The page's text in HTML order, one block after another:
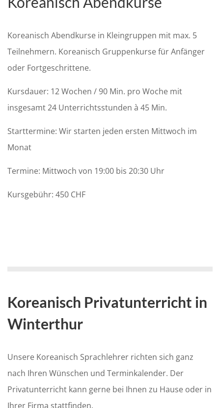
Koreanisch Abendkurse in Kleingruppen mit max. 5
Teilnehmern. Koreanisch Gruppenkurse für Anfänger
oder Fortgeschrittene.
Kursdauer: 12 Wochen / 90 Min. pro Woche mit
insgesamt 24 Unterrichtsstunden à 45 Min.
Starttermine: Wir starten jeden ersten Mittwoch im
Monat
Termine: Mittwoch von 19:00 bis 20:30 Uhr
Kursgebühr: 450 CHF
Koreanisch Privatunterricht in
Winterthur
Unsere Koreanisch Sprachlehrer richten sich ganz
nach Ihren Wünschen und Terminkalender. Der
Privatunterricht kann gerne bei Ihnen zu Hause oder in
Ihrer Firma stattfinden.